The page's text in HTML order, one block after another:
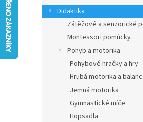
r
a
Didaktika
Zátěžové a senzorické
Montessori pomůcky
Pohyb a motorika
Pohybové hračky a hry
Hrubá motorika a balanc
Jemná motorika
Gymnastické míče
Hopsadla